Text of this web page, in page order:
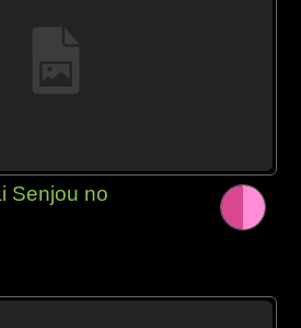
Senjou no